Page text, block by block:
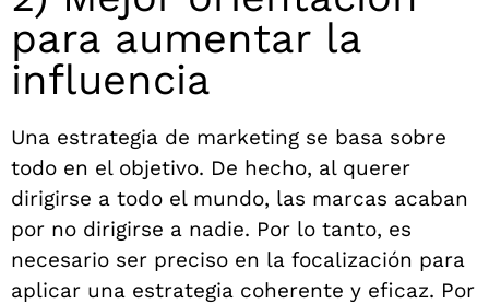
para aumentar la
influencia
Una estrategia de marketing se basa sobre
todo en el objetivo. De hecho, al querer
dirigirse a todo el mundo, las marcas acaban
por no dirigirse a nadie. Por lo tanto, es
necesario ser preciso en la focalización para
aplicar una estrategia coherente y eficaz. Por